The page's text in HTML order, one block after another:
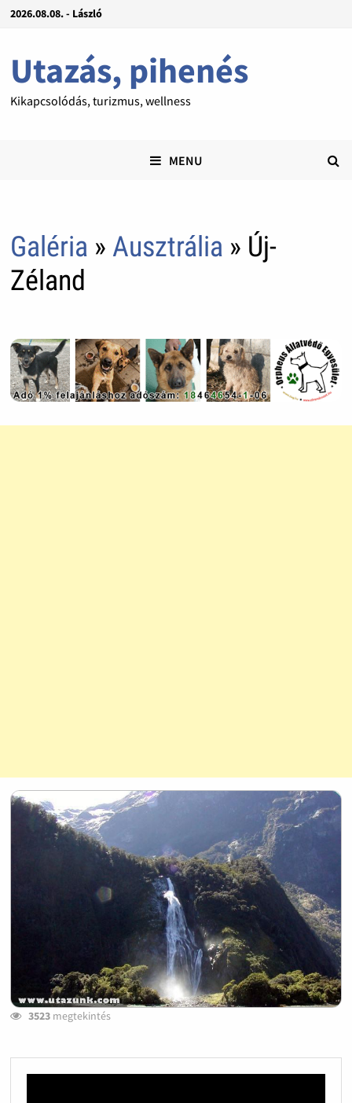
2026.08.08. - László
Utazás, pihenés
Kikapcsolódás, turizmus, wellness
MENU
Galéria » Ausztrália » Új-
Zéland
3523megtekintés